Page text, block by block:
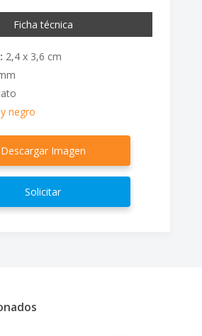
Ficha técnica
2,4 x 3,6 cm
negro
Descargar Imagen
Solicitar